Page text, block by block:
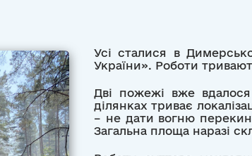
Усі сталися в
України». Роботи
Дві пожежі вже
ділянках триває
– не дати вогню
Загальна площа наразі